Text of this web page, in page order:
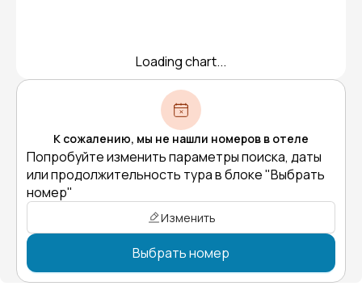
Loading chart...
К сожалению, мы не нашли номеров в отеле
Попробуйте изменить параметры поиска, даты
или продолжительность тура в блоке "Выбрать
номер"
Изменить
Выбрать номер